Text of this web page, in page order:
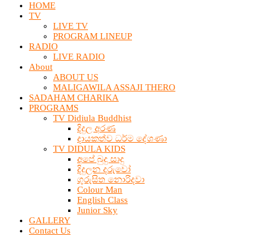
HOME
TV
LIVE TV
PROGRAM LINEUP
RADIO
LIVE RADIO
About
ABOUT US
MALIGAWILA ASSAJI THERO
SADAHAM CHARIKA
PROGRAMS
TV Didiula Buddhist
දිදුල අරණ
දායකත්ව ධර්ම දේශණා
TV DIDULA KIDS
අපේ බුදු සාදු
දිදුලන දරුවෝ
ගුරුසිත නොරිදවා
Colour Man
English Class
Junior Sky
GALLERY
Contact Us